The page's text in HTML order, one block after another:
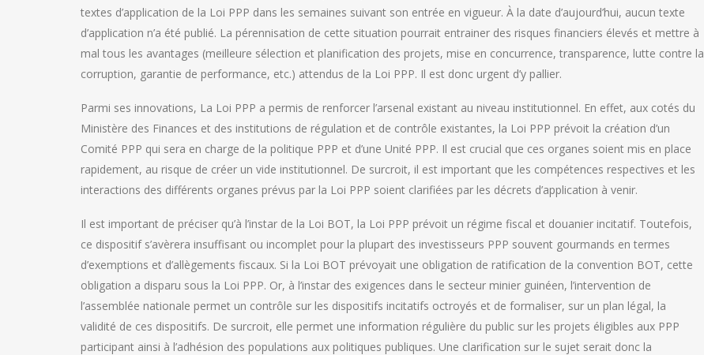
textes d’application de la Loi PPP dans les semaines suivant son entrée en vigueur. À la date d’aujourd’hui, aucun texte
d’application n’a été publié. La pérennisation de cette situation pourrait entrainer des risques financiers élevés et mettre à
mal tous les avantages (meilleure sélection et planification des projets, mise en concurrence, transparence, lutte contre la
corruption, garantie de performance, etc.) attendus de la Loi PPP. Il est donc urgent d’y pallier.
Parmi ses innovations, La Loi PPP a permis de renforcer l’arsenal existant au niveau institutionnel. En effet, aux cotés du
Ministère des Finances et des institutions de régulation et de contrôle existantes, la Loi PPP prévoit la création d’un
Comité PPP qui sera en charge de la politique PPP et d’une Unité PPP. Il est crucial que ces organes soient mis en place
rapidement, au risque de créer un vide institutionnel. De surcroit, il est important que les compétences respectives et les
interactions des différents organes prévus par la Loi PPP soient clarifiées par les décrets d’application à venir.
Il est important de préciser qu’à l’instar de la Loi BOT, la Loi PPP prévoit un régime fiscal et douanier incitatif. Toutefois,
ce dispositif s’avèrera insuffisant ou incomplet pour la plupart des investisseurs PPP souvent gourmands en termes
d’exemptions et d’allègements fiscaux. Si la Loi BOT prévoyait une obligation de ratification de la convention BOT, cette
obligation a disparu sous la Loi PPP. Or, à l’instar des exigences dans le secteur minier guinéen, l’intervention de
l’assemblée nationale permet un contrôle sur les dispositifs incitatifs octroyés et de formaliser, sur un plan légal, la
validité de ces dispositifs. De surcroit, elle permet une information régulière du public sur les projets éligibles aux PPP
participant ainsi à l’adhésion des populations aux politiques publiques. Une clarification sur le sujet serait donc la